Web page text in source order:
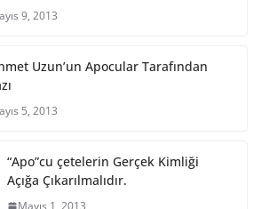
9, 2013
Uzun’un Apocular Tarafından
5, 2013
“Apo”cu çetelerin Gerçek Kimliği
Açığa Çıkarılmalıdır.